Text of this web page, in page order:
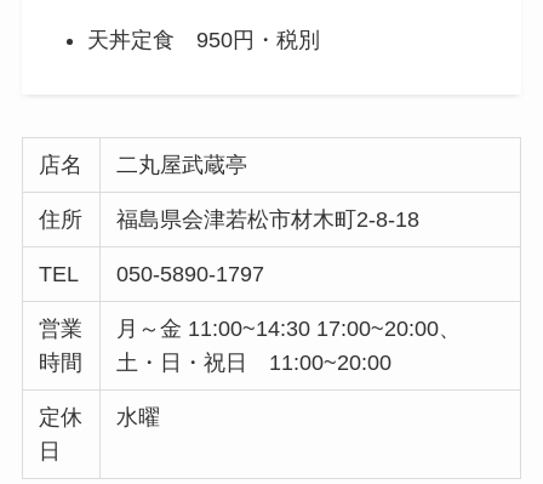
天丼定食 950円・税別
店名 二丸屋武蔵亭
住所 福島県会津若松市材木町2-8-18
TEL 050-5890-1797
営業
時間
月～金 11:00~14:30 17:00~20:00、
土・日・祝日 11:00~20:00
定休
日
水曜